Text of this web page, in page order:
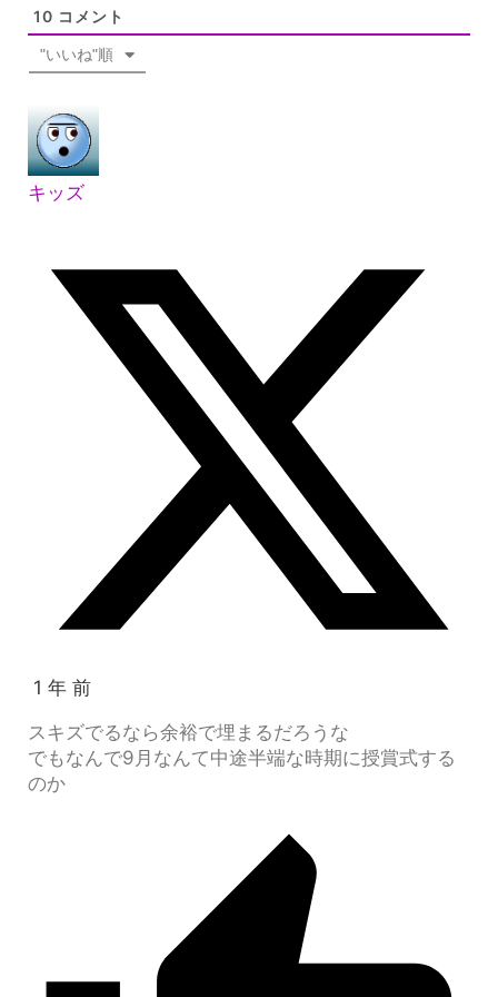
10 コメント
"いいね"順
キッズ
1 年 前
スキズでるなら余裕で埋まるだろうな
でもなんで9月なんて中途半端な時期に授賞式する
のか